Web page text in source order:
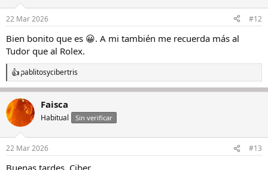
e
:
22 Mar 2026 #12
Bien bonito que es 😀. A mi también me recuerda más al
Tudor que al Rolex.
R
e
a
c
c
i
e
pablitosycibertris
Faisca
Habitual Sin verificar
22 Mar 2026 #13